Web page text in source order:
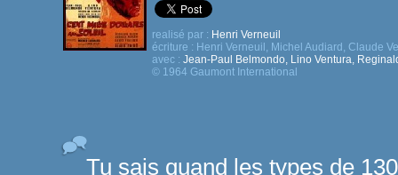
realisé par : Henri Verneuil
écriture : Henri Verneuil , Michel Audiard , Claude
avec : Jean-Paul Belmondo, Lino Ventura,
© 1964 Gaumont International
Tu sais quand les types de